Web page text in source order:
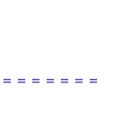
＝＝＝＝＝＝